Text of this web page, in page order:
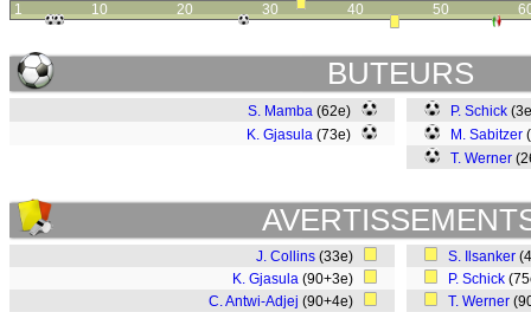
1 10 20 30 40 50
BUTEURS
S. Mamba (62e)
K. Gjasula (73e)
P. Schick
M. Sabitzer
T. Werner
J. Collins (33e)
K. Gjasula (90+3e)
C. Antwi-Adjej (90+4e)
S. Ilsanker
P. Schick
T. Werner